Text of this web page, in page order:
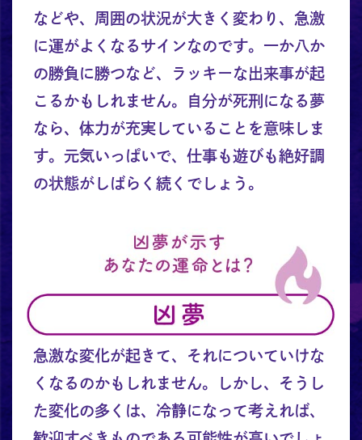
などや、周囲の状況が大きく変わり、急激
に運がよくなるサインなのです。一か八か
の勝負に勝つなど、ラッキーな出来事が起
こるかもしれません。自分が死刑になる夢
なら、体力が充実していることを意味しま
す。元気いっぱいで、仕事も遊びも絶好調
の状態がしばらく続くでしょう。
急激な変化が起きて、それについていけな
くなるのかもしれません。しかし、そうし
た変化の多くは、冷静になって考えれば、